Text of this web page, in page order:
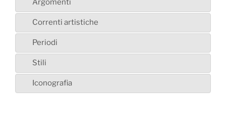
Argomenti
Correnti artistiche
Periodi
Stili
Iconografia